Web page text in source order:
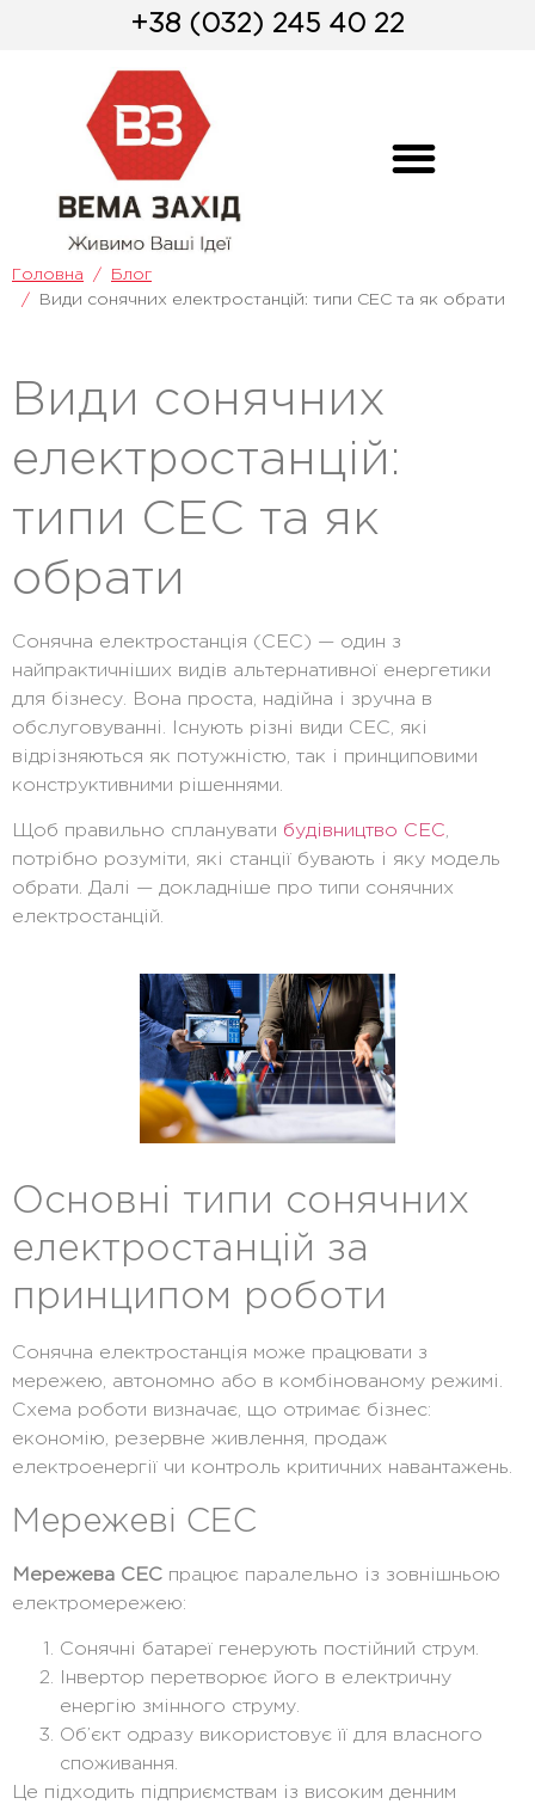
+38 (032) 245 40 22
Головна
Блог
Види сонячних електростанцій: типи СЕС та як обрати
Види сонячних
електростанцій:
типи СЕС та як
обрати
Сонячна електростанція (СЕС) — один з
найпрактичніших видів альтернативної енергетики
для бізнесу. Вона проста, надійна і зручна в
обслуговуванні. Існують різні види СЕС, які
відрізняються як потужністю, так і принциповими
конструктивними рішеннями.
Щоб правильно спланувати будівництво СЕС,
потрібно розуміти, які станції бувають і яку модель
обрати. Далі — докладніше про типи сонячних
електростанцій.
Основні типи сонячних
електростанцій за
принципом роботи
Сонячна електростанція може працювати з
мережею, автономно або в комбінованому режимі.
Схема роботи визначає, що отримає бізнес:
економію, резервне живлення, продаж
електроенергії чи контроль критичних навантажень.
Мережеві СЕС
Мережева СЕС працює паралельно із зовнішньою
електромережею:
Сонячні батареї генерують постійний струм.
Інвертор перетворює його в електричну
енергію змінного струму.
Об’єкт одразу використовує її для власного
споживання.
Це підходить підприємствам із високим денним